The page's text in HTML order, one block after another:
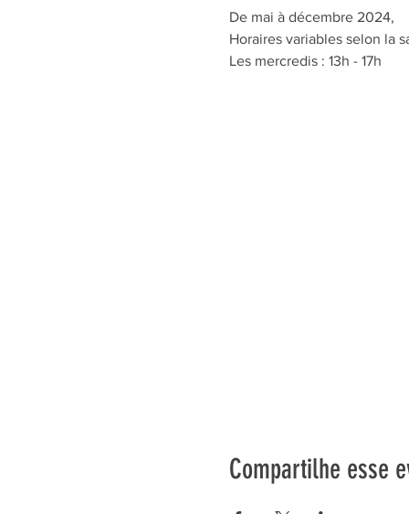
De mai à décembre 2024,
Horaires variables selon la
Les mercredis : 13h - 17h
Compartilhe esse